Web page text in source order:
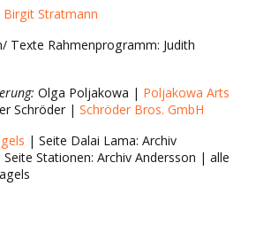
Birgit Stratmann
Texte Rahmenprogramm: Judith
Olga Poljakowa | Poljakowa Arts
Schröder |Schröder Bros. GmbH
| Seite Dalai Lama: Archiv
Stationen: Archiv Andersson | alle